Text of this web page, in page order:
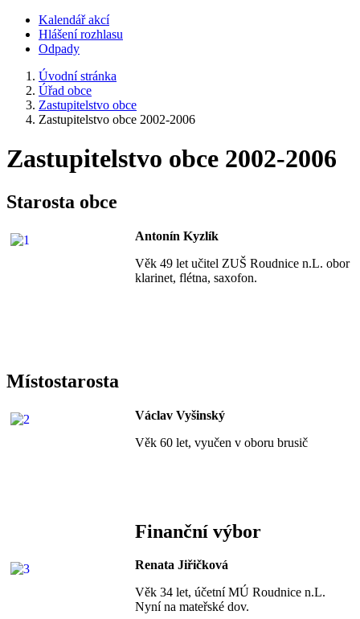
Kalendář akcí
Hlášení rozhlasu
Odpady
Úvodní stránka
Úřad obce
Zastupitelstvo obce
Zastupitelstvo obce 2002-2006
Zastupitelstvo obce 2002-2006
Starosta obce
Antonín Kyzlík
Věk 49 let učitel ZUŠ Roudnice n.L. obor
klarinet, flétna, saxofon.
Místostarosta
Václav Vyšinský
Věk 60 let, vyučen v oboru brusič
Finanční výbor
Renata Jiřičková
Věk 34 let, účetní MÚ Roudnice n.L.
Nyní na mateřské dov.